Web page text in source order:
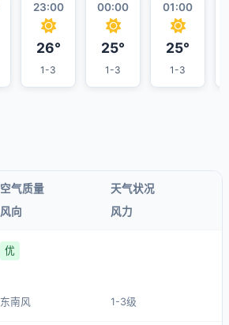
23:00
26°
1-3
00:00
25°
1-3
01:00
25°
1-3
空气质量
天气状况
风向 风力
优
东南风 1-3级